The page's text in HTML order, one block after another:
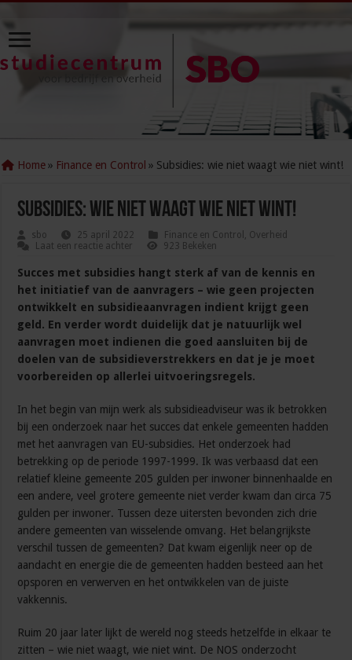
Home » Finance en Control » Subsidies: wie niet waagt wie niet wint!
Subsidies: wie niet waagt wie niet wint!
sbo 25 april 2022 Finance en Control , Overheid
Laat een reactie achter
923 Bekeken
Succes met subsidies hangt sterk af van de kennis en
het initiatief van de aanvragers – wie geen projecten
ontwikkelt en subsidieaanvragen indient krijgt geen
geld. En verder wordt duidelijk dat je natuurlijk wel
aanvragen moet indienen die goed aansluiten bij de
doelen van de subsidieverstrekkers en dat je je moet
voorbereiden op allerlei uitvoeringsregels.
In het begin van mijn werk als subsidieadviseur was ik betrokken
bij een onderzoek naar het succes dat enkele gemeenten hadden
met het aanvragen van EU-subsidies. Het onderzoek had
betrekking op de periode 1997-1999. Ik was verbaasd dat een
relatief kleine gemeente 205 gulden per inwoner binnenhaalde en
een andere, veel grotere gemeente niet verder kwam dan circa 75
gulden per inwoner. Tussen deze uitersten bevonden zich drie
andere gemeenten van wisselende omvang. Het belangrijkste
verschil tussen de gemeenten? Dat kwam eigenlijk neer op de
aandacht en energie die de gemeenten hadden besteed aan het
opsporen en verwerven en het ontwikkelen van de juiste
vakkennis.
Ruim 20 jaar later lijkt de wereld nog steeds hetzelfde in elkaar te
zitten – wie niet waagt, wie niet wint. De NOS onderzocht